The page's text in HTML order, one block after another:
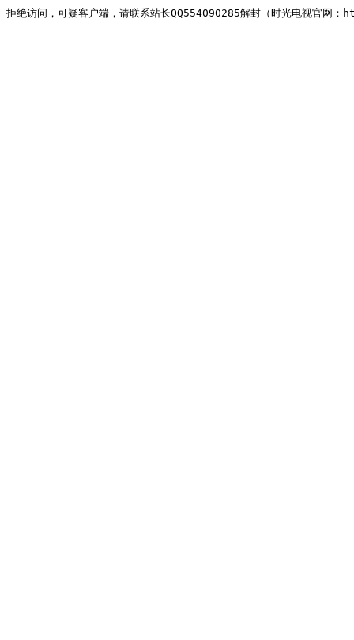
拒绝访问，可疑客户端，请联系站长QQ554090285解封（时光电视官